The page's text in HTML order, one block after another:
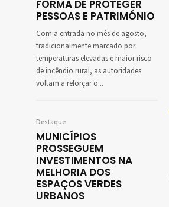
FORMA DE PROTEGER
PESSOAS E PATRIMÓNIO
Com a entrada no mês de agosto,
tradicionalmente marcado por
temperaturas elevadas e maior risco
de incêndio rural, as autoridades
voltam a reforçar o...
Destaque
MUNICÍPIOS
PROSSEGUEM
INVESTIMENTOS NA
MELHORIA DOS
ESPAÇOS VERDES
URBANOS